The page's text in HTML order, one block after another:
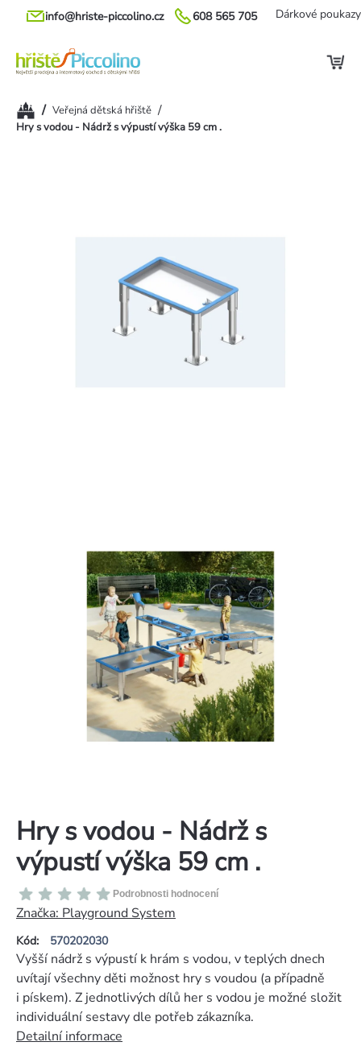
Přejít
608 565 705
info@hriste-piccolino.cz Dárkové poukazy
Domů/ Veřejná dětská hřiště /
Hry s vodou - Nádrž s výpustí výška 59 cm .
Hry s vodou - Nádrž s
výpustí výška 59 cm .
Kód: 570202030
Průměrné
hodnocení
produktu
je
0,0
z
5
hvězdiček.
Podrobnosti hodnocení
Značka: Playground System
Vyšší nádrž s výpustí k hrám s vodou, v teplých dnech
uvítají všechny děti možnost hry s voudou (a případně
i pískem). Z jednotlivých dílů her s vodou je možné složit
individuální sestavy dle potřeb zákazníka.
Detailní informace